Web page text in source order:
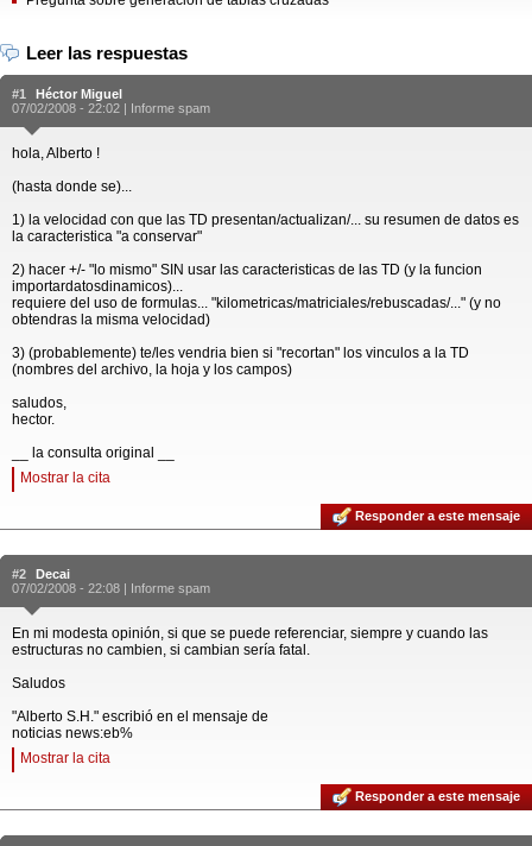
Leer las respuestas
#1
Héctor Miguel
07/02/2008 - 22:02 | Informe spam
hola, Alberto !
(hasta donde se)...
1) la velocidad con que las TD presentan/actualizan/... su resumen de datos es
la caracteristica "a conservar"
2) hacer +/- "lo mismo" SIN usar las caracteristicas de las TD (y la funcion
importardatosdinamicos)...
requiere del uso de formulas... "kilometricas/matriciales/rebuscadas/..." (y no
obtendras la misma velocidad)
3) (probablemente) te/les vendria bien si "recortan" los vinculos a la TD
(nombres del archivo, la hoja y los campos)
saludos,
hector.
__ la consulta original __
Mostrar la cita
Responder a este mensaje
#2
Decai
07/02/2008 - 22:08 | Informe spam
En mi modesta opinión, si que se puede referenciar, siempre y cuando las
estructuras no cambien, si cambian sería fatal.
Saludos
"Alberto S.H." escribió en el mensaje de
noticias news:eb%
Mostrar la cita
Responder a este mensaje